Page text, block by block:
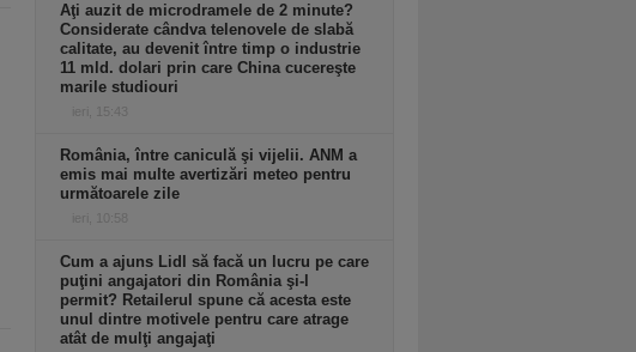
Aţi auzit de microdramele de 2 minute?
Considerate cândva telenovele de slabă
calitate, au devenit între timp o industrie
11 mld. dolari prin care China cucereşte
marile studiouri
ieri, 15:43
România, între caniculă şi vijelii. ANM a
emis mai multe avertizări meteo pentru
următoarele zile
ieri, 10:58
Cum a ajuns Lidl să facă un lucru pe care
puţini angajatori din România şi-l
permit? Retailerul spune că acesta este
unul dintre motivele pentru care atrage
atât de mulţi angajaţi